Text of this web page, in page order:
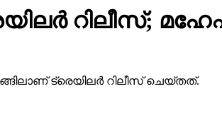
റിലീസ്;
ട്രെയിലര്‍ റിലീസ് ചെയ്തത്.